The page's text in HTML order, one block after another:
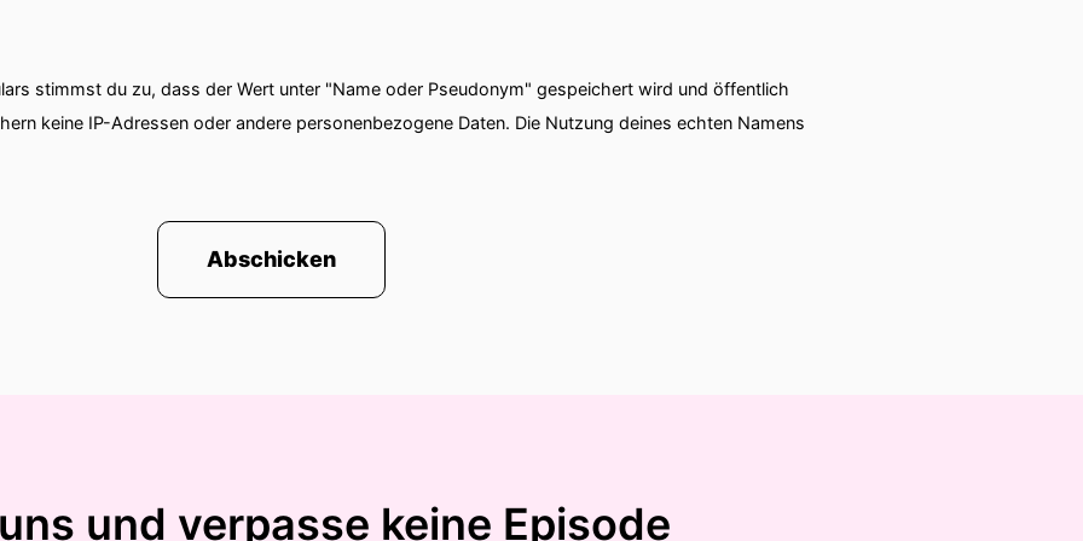
noch gedacht Boah was wär so eine Sache auf die ich eigentlich echt
stimmst du zu, dass der Wert unter "Name oder Pseudonym" gespeichert wird und öffentlich
keine IP-Adressen oder andere personenbezogene Daten. Die Nutzung deines echten Namens
Abschicken
und verpasse keine Episode